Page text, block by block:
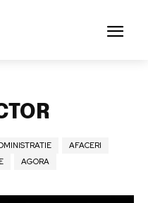
AFACERI
AGORA